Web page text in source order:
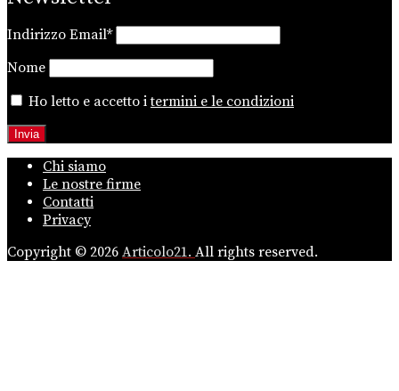
Indirizzo Email*
Nome
Ho letto e accetto itermini e le condizioni
Chi siamo
Le nostre firme
Contatti
Privacy
Copyright © 2026 Articolo21. All rights reserved.